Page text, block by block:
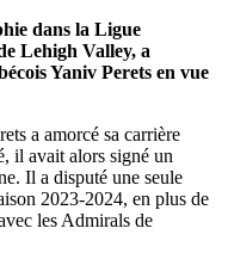
dans la Ligue
Lehigh Valley, a
Yaniv Perets en vue
a amorcé sa carrière
il avait alors signé un
Il a disputé une seule
2023-2024, en plus de
les Admirals de